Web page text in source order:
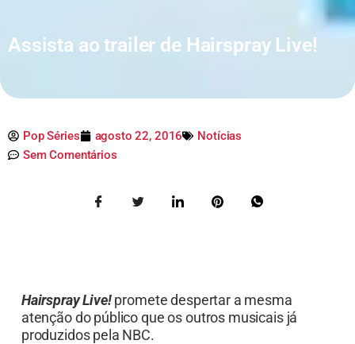
Assista ao trailer de Hairspray Live!
Pop Séries agosto 22, 2016
Notícias
Sem Comentários
Hairspray Live! promete despertar a mesma
atenção do público que os outros musicais já
produzidos pela NBC.